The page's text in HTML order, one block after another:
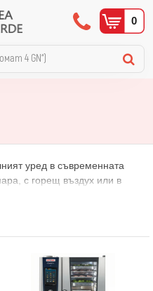
0
уред в съвременната
с горещ въздух или в
и газови
системи с колички 40х1/1
с водачи по
3 GN) и за сладкарски тави
марка Lainox със